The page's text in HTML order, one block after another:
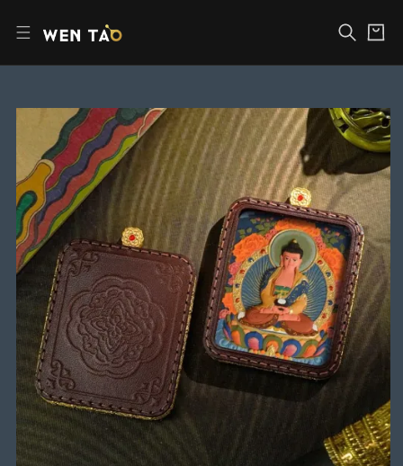
로
바
구
제
로
건
너
뛰
기